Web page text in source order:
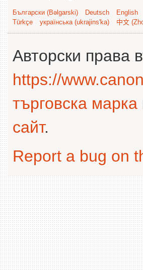
Български (Bəlgarski) Deutsch English
Türkçe
українська (ukrajins'ka) 中文
Авторски права
https://
търговска марка
сайт.
Report a bug on